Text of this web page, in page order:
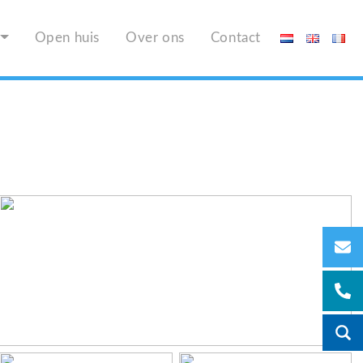
Open huis Over ons Contact